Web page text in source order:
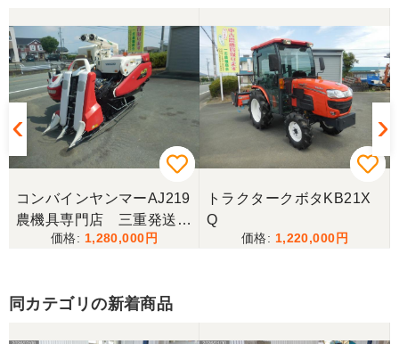
コンバインヤンマーAJ219
農機具専門店 三重発送整
備済み
1,280,000
トラクタークボタKB21X
Q
1,220,000
同カテゴリの新着商品